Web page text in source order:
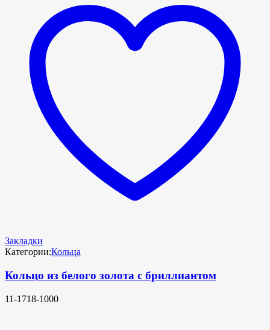
Закладки
Категории:Кольца
Кольцо из белого золота с бриллиантом
11-1718-1000